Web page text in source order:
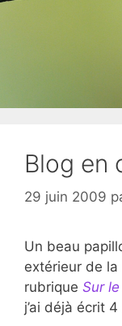
Blog en
29 juin 2009
Un beau
extérieur de la
rubrique Sur
j’ai déjà écrit